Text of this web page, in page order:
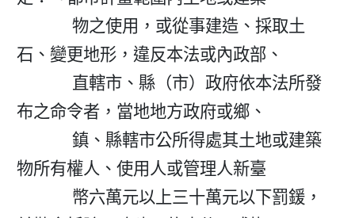
              物之使用，或從事建造、採取土
石、變更地形，違反本法或內政部、
布之命令者，當地地方政府或鄉、
              鎮、縣轄市公所得處其土地或建築
物所有權人、使用人或管理人新臺